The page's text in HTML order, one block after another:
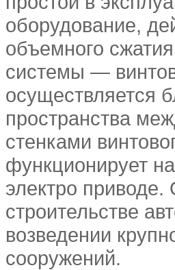
оборудование,
объемного
системы —
осуществляется
пространства
стенками
функционирует
электро
строительстве
возведении
сооружений.